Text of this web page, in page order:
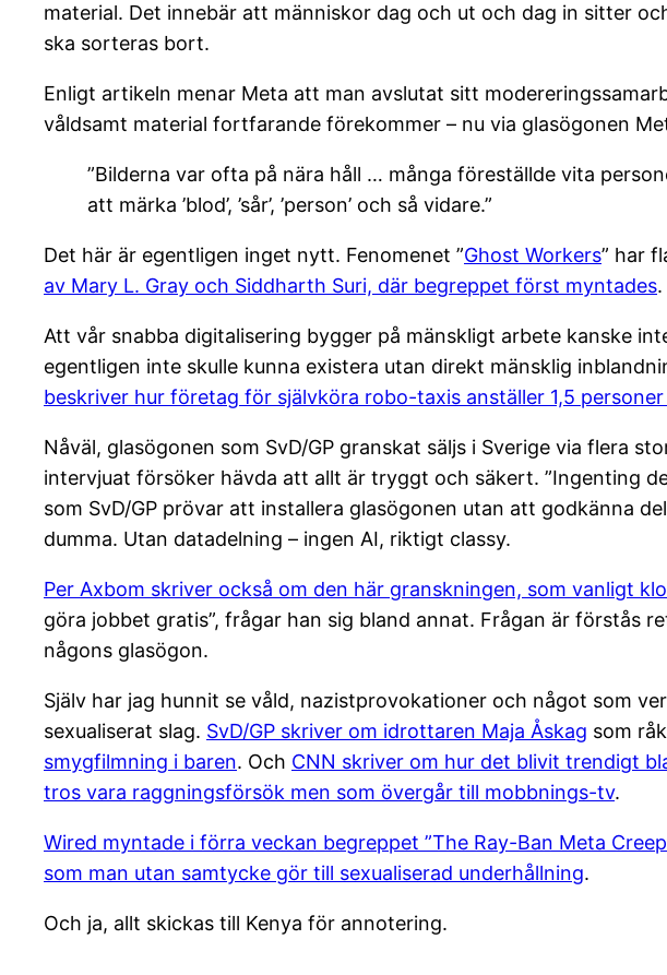
material. Det innebär att människor dag och ut och dag in sitter
ska sorteras bort.
Enligt artikeln menar Meta att man avslutat sitt
våldsamt material fortfarande förekommer – nu via glasögonen
”Bilderna var ofta på nära håll … många föreställde vita
att märka ’blod’, ’sår’, ’person’ och så vidare.”
Det här är egentligen inget nytt. Fenomenet ”Ghost Workers” har
av Mary L. Gray och Siddharth Suri, där begreppet först myntades.
Att vår snabba digitalisering bygger på mänskligt arbete kanske
egentligen inte skulle kunna existera utan direkt mänsklig
beskriver hur företag för självköra robo-taxis anställer 1,5
Nåväl, glasögonen som SvD/GP granskat säljs i Sverige via flera
intervjuat försöker hävda att allt är tryggt och säkert. ”Ingenting
som SvD/GP prövar att installera glasögonen utan att godkänna
dumma. Utan datadelning – ingen AI, riktigt classy.
Per Axbom skriver också om den här granskningen, som vanligt
göra jobbet gratis”, frågar han sig bland annat. Frågan är förstås
någons glasögon.
Själv har jag hunnit se våld, nazistprovokationer och något som
sexualiserat slag. SvD/GP skriver om idrottaren Maja Åskag som
smygfilmning i baren. Och CNN skriver om hur det blivit trendigt
tros vara raggningsförsök men som övergår till mobbnings-tv.
Wired myntade i förra veckan begreppet ”The Ray-Ban Meta
som man utan samtycke gör till sexualiserad underhållning.
Och ja, allt skickas till Kenya för annotering.